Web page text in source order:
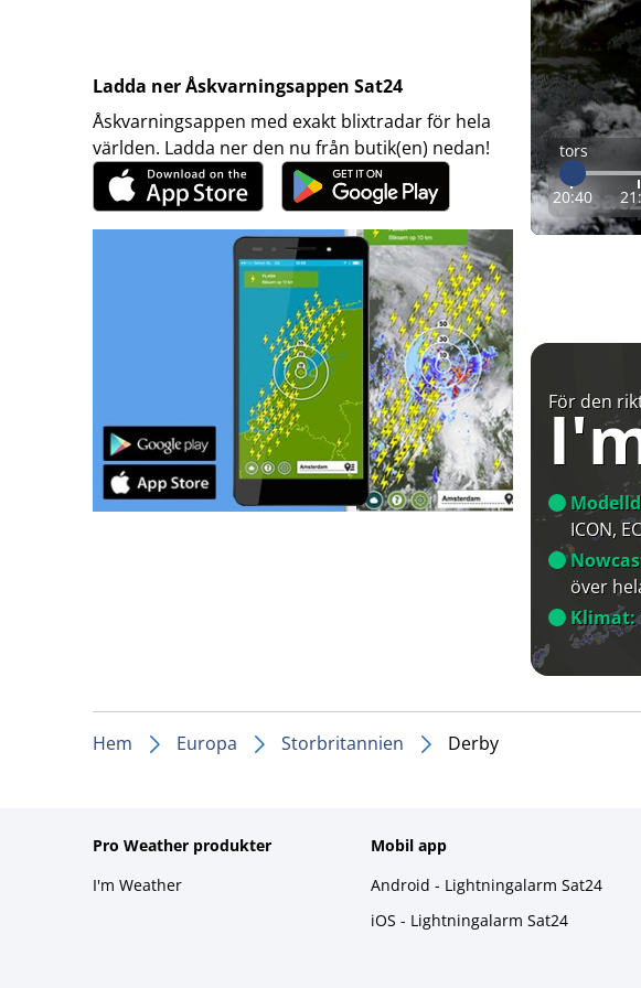
Ladda ner Åskvarningsappen Sat24
Åskvarningsappen med exakt blixtradar för hela
världen. Ladda ner den nu från butik(en) nedan!
tors
20:40
För den
ICON,
över
Klimat:
Hem Europa Storbritannien Derby
Pro Weather produkter
I'm Weather
Mobil app
Android - Lightningalarm Sat24
iOS - Lightningalarm Sat24